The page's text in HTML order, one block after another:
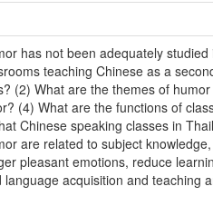
has not been adequately
teaching Chinese as a
(2) What are the themes of
(4) What are the functions of
Chinese speaking classes in
are related to subject
pleasant emotions, reduce
acquisition and teaching